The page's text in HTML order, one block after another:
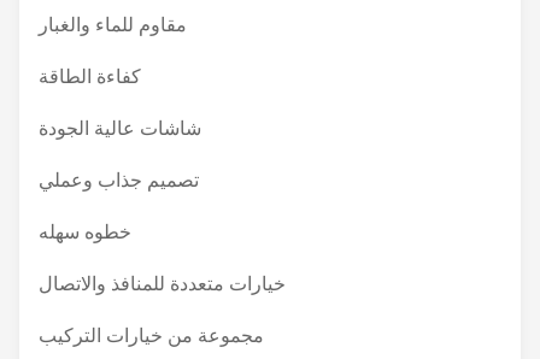
مقاوم للماء والغبار
كفاءة الطاقة
شاشات عالية الجودة
تصميم جذاب وعملي
خطوه سهله
خيارات متعددة للمنافذ والاتصال
مجموعة من خيارات التركيب